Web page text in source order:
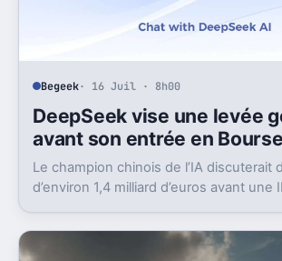
Begeek· 16 Juil · 8h00
DeepSeek vise une levée
avant son entrée en Bourse
Le champion chinois de l’IA discuterait
d’environ 1,4 milliard d’euros avant une